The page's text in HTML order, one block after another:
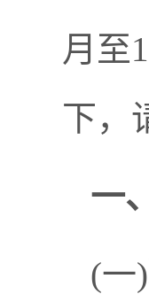
月至
下，
一
(一